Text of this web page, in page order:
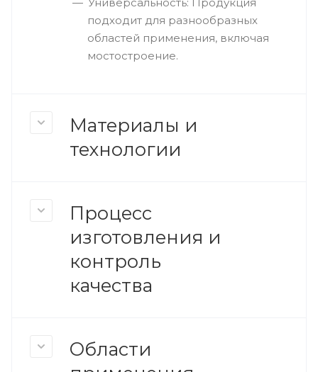
подходит для разнообразных
областей применения, включая
мостостроение.
Материалы и
технологии
Процесс
изготовления и
контроль
качества
Области